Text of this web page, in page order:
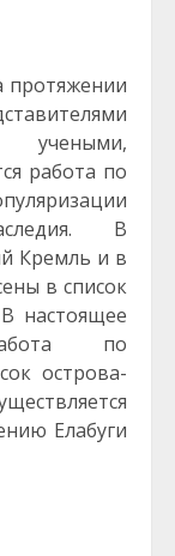
протяжении
учеными,
работа по
В
Кремль и в
в список
настоящее
по
острова-
Елабуги